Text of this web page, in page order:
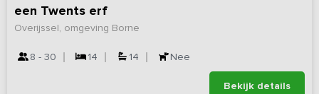
een Twents erf
Overijssel, omgeving Borne
8 - 30 14 14 Nee
Bekijk details